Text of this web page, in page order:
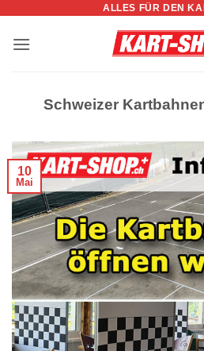
springen
ALLES FÜR DEN
Schweizer
10
Mai